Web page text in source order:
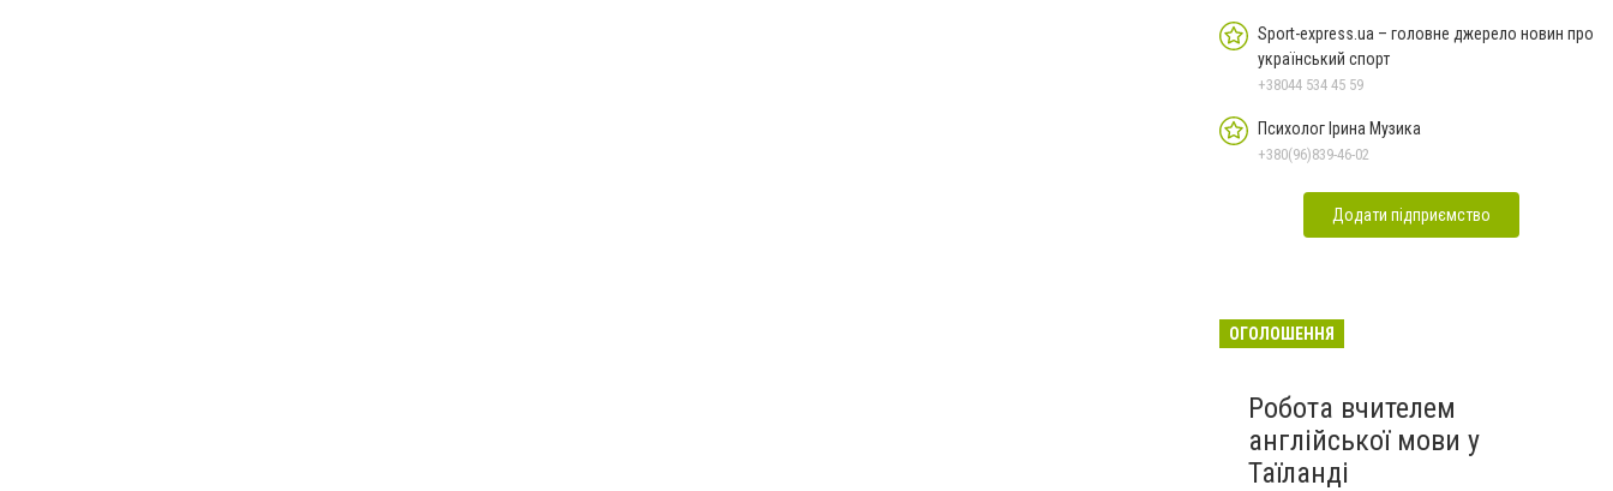
Sport-express.ua – головне джерело новин про
український спорт
+38044 534 45 59
Психолог Ірина Музика
+380(96)839-46-02
Додати підприємство
ОГОЛОШЕННЯ
Робота вчителем
англійської мови у
Таїланді